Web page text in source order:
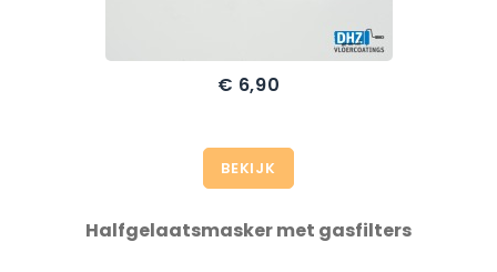
Prijs
€ 6,90
BEKIJK
Halfgelaatsmasker met gasfilters